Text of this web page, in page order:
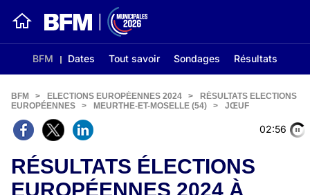
BFM Dates Tout savoir Sondages Résultats
02:56
BFM > ELECTIONS EUROPÉENNES 2024 >
RÉSULTATS ELECTIONS
EUROPÉENNES
> MEURTHE-ET-MOSELLE (54) > JŒUF
RÉSULTATS ÉLECTIONS
EUROPÉENNES 2024 À